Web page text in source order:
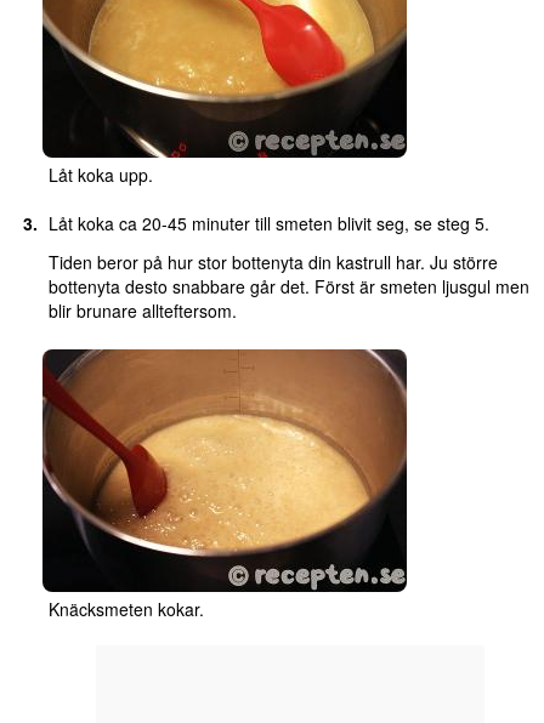
Låt koka upp.
Låt koka ca 20-45 minuter till smeten blivit seg, se steg 5.
Tiden beror på hur stor bottenyta din kastrull har. Ju större
bottenyta desto snabbare går det. Först är smeten ljusgul men
blir brunare allteftersom.
Knäcksmeten kokar.